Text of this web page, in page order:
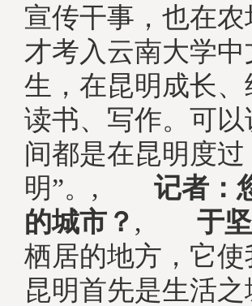
宣传干事，也在
才考入云南大学
生，在昆明成长
读书、写作。可
间都是在昆明度
明”。, 记者：您
的城市？ , 于坚
栖居的地方，它
昆明首先是生活